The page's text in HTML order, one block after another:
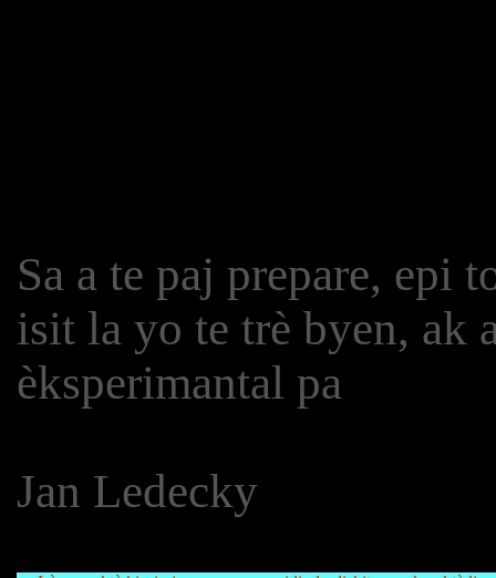
Sa a te paj prepare, epi
isit la yo te trè byen, ak
èksperimantal pa
Jan Ledecky